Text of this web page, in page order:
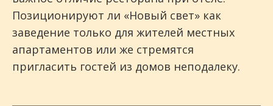
Позиционируют ли «Новый свет» как
заведение только для жителей местных
апартаментов или же стремятся
пригласить гостей из домов неподалеку.